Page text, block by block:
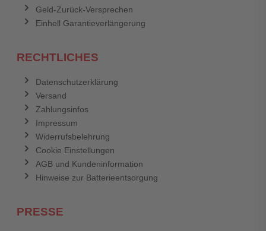
Geld-Zurück-Versprechen
Einhell Garantieverlängerung
RECHTLICHES
Datenschutzerklärung
Versand
Zahlungsinfos
Impressum
Widerrufsbelehrung
Cookie Einstellungen
AGB und Kundeninformation
Hinweise zur Batterieentsorgung
PRESSE